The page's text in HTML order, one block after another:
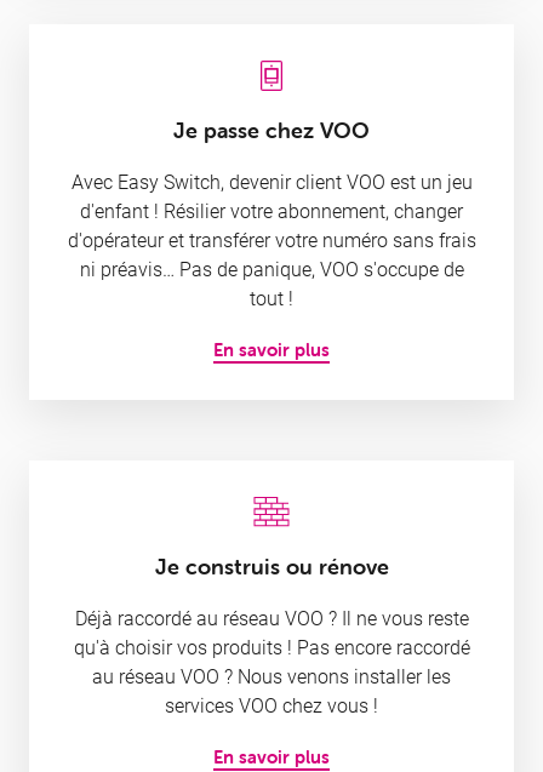
Connectez-vous à myVOO
Gérez vous-même votre abonnement et factures à tout
moment
Je passe chez VOO
Avec Easy Switch, devenir client VOO est un jeu
d'enfant ! Résilier votre abonnement, changer
d'opérateur et transférer votre numéro sans frais
ni préavis… Pas de panique, VOO s'occupe de
tout !
En savoir plus
Je construis ou rénove
Déjà raccordé au réseau VOO ? Il ne vous reste
qu'à choisir vos produits ! Pas encore raccordé
au réseau VOO ? Nous venons installer les
services VOO chez vous !
En savoir plus